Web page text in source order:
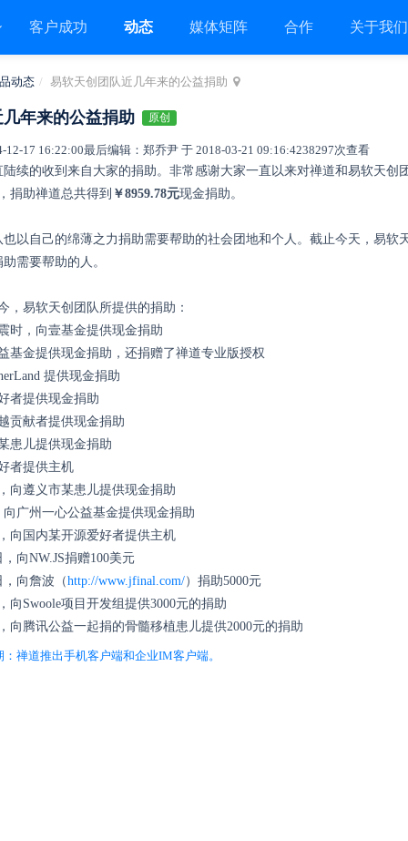
客户成功 动态 媒体矩阵 合作 关于我
动态 易软天创团队近几年来的公益捐助
年来的公益捐助 原创
12-17 16:22:00最后编辑：郑乔尹 于 2018-03-21 09:16:4238297次查看
续的收到来自大家的捐助。 非常感谢大家一直以来对禅道和易软天创
捐助禅道总共得到 ￥8959.78元现金捐助。
以自己的绵薄之力捐助需要帮助的社会团地和个人。 截止今天，易软
需要帮助的人。
，易软天创团队所提供的捐助：
时，向壹基金提供现金捐助
基金提供现金捐助，还捐赠了禅道专业版授权
提供现金捐助
者提供现金捐助
贡献者提供现金捐助
患儿提供现金捐助
者提供主机
向遵义市某患儿提供现金捐助
向广州一心公益基金提供现金捐助
向国内某开源爱好者提供主机
向NW.JS捐赠100美元
，向詹波（http://www.jfinal.com/）捐助5000元
向 Swoole项目开发组提供3000元的捐助
向腾讯公益一起捐的骨髓移植患儿提供2000元的捐助
禅道推出手机客户端和企业IM客户端。